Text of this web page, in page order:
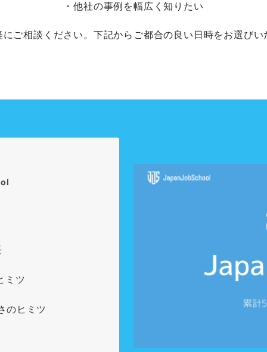
・他社の事例を幅広く知りたい
ご相談ください。下記からご都合の良い日時をお選びい
ミツ
のヒミツ